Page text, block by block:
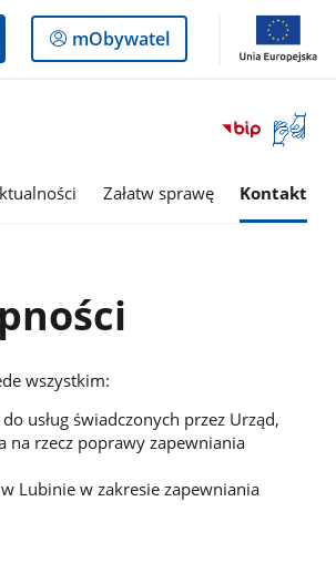
Logowanie
do
mObywatel
Otwórz
okno
języka
Załatw sprawę Kontakt
wszystkim:
usług świadczonych przez Urząd,
na rzecz poprawy zapewniania
Lubinie w zakresie zapewniania